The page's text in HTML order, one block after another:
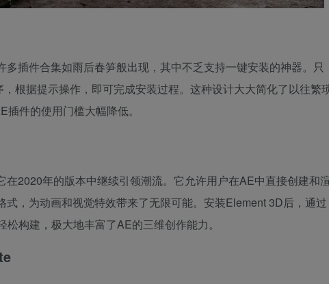
插件合集如雨后春笋般出现，其中不乏支持一键安装的神器。只
根据提示操作，即可完成安装过程。这种设计大大简化了以往繁
件的使用门槛大幅降低。
2020年的版本中继续引领潮流。它允许用户在AE中直接创建和
，为动画和视觉特效带来了无限可能。安装Element 3D后，通过
构建，极大地丰富了AE的三维创作能力。